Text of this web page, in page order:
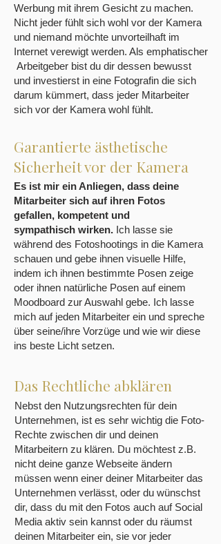
Werbung mit ihrem Gesicht zu machen.
Nicht jeder fühlt sich wohl vor der Kamera
und niemand möchte unvorteilhaft im
Internet verewigt werden. Als emphatischer
Arbeitgeber bist du dir dessen bewusst
und investierst in eine Fotografin die sich
darum kümmert, dass jeder Mitarbeiter
sich vor der Kamera wohl fühlt.
Garantierte ästhetische
Sicherheit vor der Kamera
Es ist mir ein Anliegen, dass deine
Mitarbeiter sich auf ihren Fotos
gefallen, kompetent und
sympathisch wirken. Ich lasse sie
während des Fotoshootings in die Kamera
schauen und gebe ihnen visuelle Hilfe,
indem ich ihnen bestimmte Posen zeige
oder ihnen natürliche Posen auf einem
Moodboard zur Auswahl gebe. Ich lasse
mich auf jeden Mitarbeiter ein und spreche
über seine/ihre Vorzüge und wie wir diese
ins beste Licht setzen.
Das Rechtliche abklären
Nebst den Nutzungsrechten für dein
Unternehmen, ist es sehr wichtig die Foto-
Rechte zwischen dir und deinen
Mitarbeitern zu klären. Du möchtest z.B.
nicht deine ganze Webseite ändern
müssen wenn einer deiner Mitarbeiter das
Unternehmen verlässt, oder du wünschst
dir, dass du mit den Fotos auch auf Social
Media aktiv sein kannst oder du räumst
deinen Mitarbeiter ein, sie vor jeder